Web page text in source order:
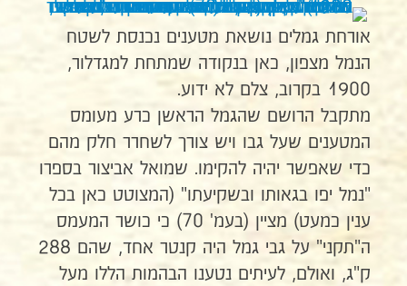
אורחת גמלים נושאת מטענים נכנסת לשטח
הנמל מצפון, כאן בנקודה שמתחת למגדלור,
1900 בקרוב, צלם לא ידוע.
מתקבל הרושם שהגמל הראשן כרע מעומס
המטענים שעל גבו ויש צורך לשחרר חלק מהם
כדי שאפשר יהיה להקימו. שמואל אביצור בספרו
"נמל יפו בגאותו ובשקיעתו" (המצוטט כאן בכל
ענין כמעט) מציין (בעמ' 70) כי כושר המעמס
ה"תקני" על גבי גמל היה קנטר אחד, שהם 288
ק"ג, ואולם, לעיתים נטענו הבהמות הללו מעל